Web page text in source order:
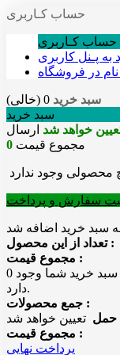
حساب کـاربری
حساب کـاربری
به پـنل کاربری
در فروشگاه
سبد خرید 0 (خالی)
سبد خرید
خواهد شد ارسال
0 مجموع قیمت
محصولی وجود ندارد
سفارش و پرداخت
سبد خرید اضافه شد
تعداد از این محصول :
مجموع قیمت :
0 سبد خرید شما وجود
دارد.
جمع محصولات :
حمل تعیین خواهد شد
مجموع قیمت :
پرداخت نهایی